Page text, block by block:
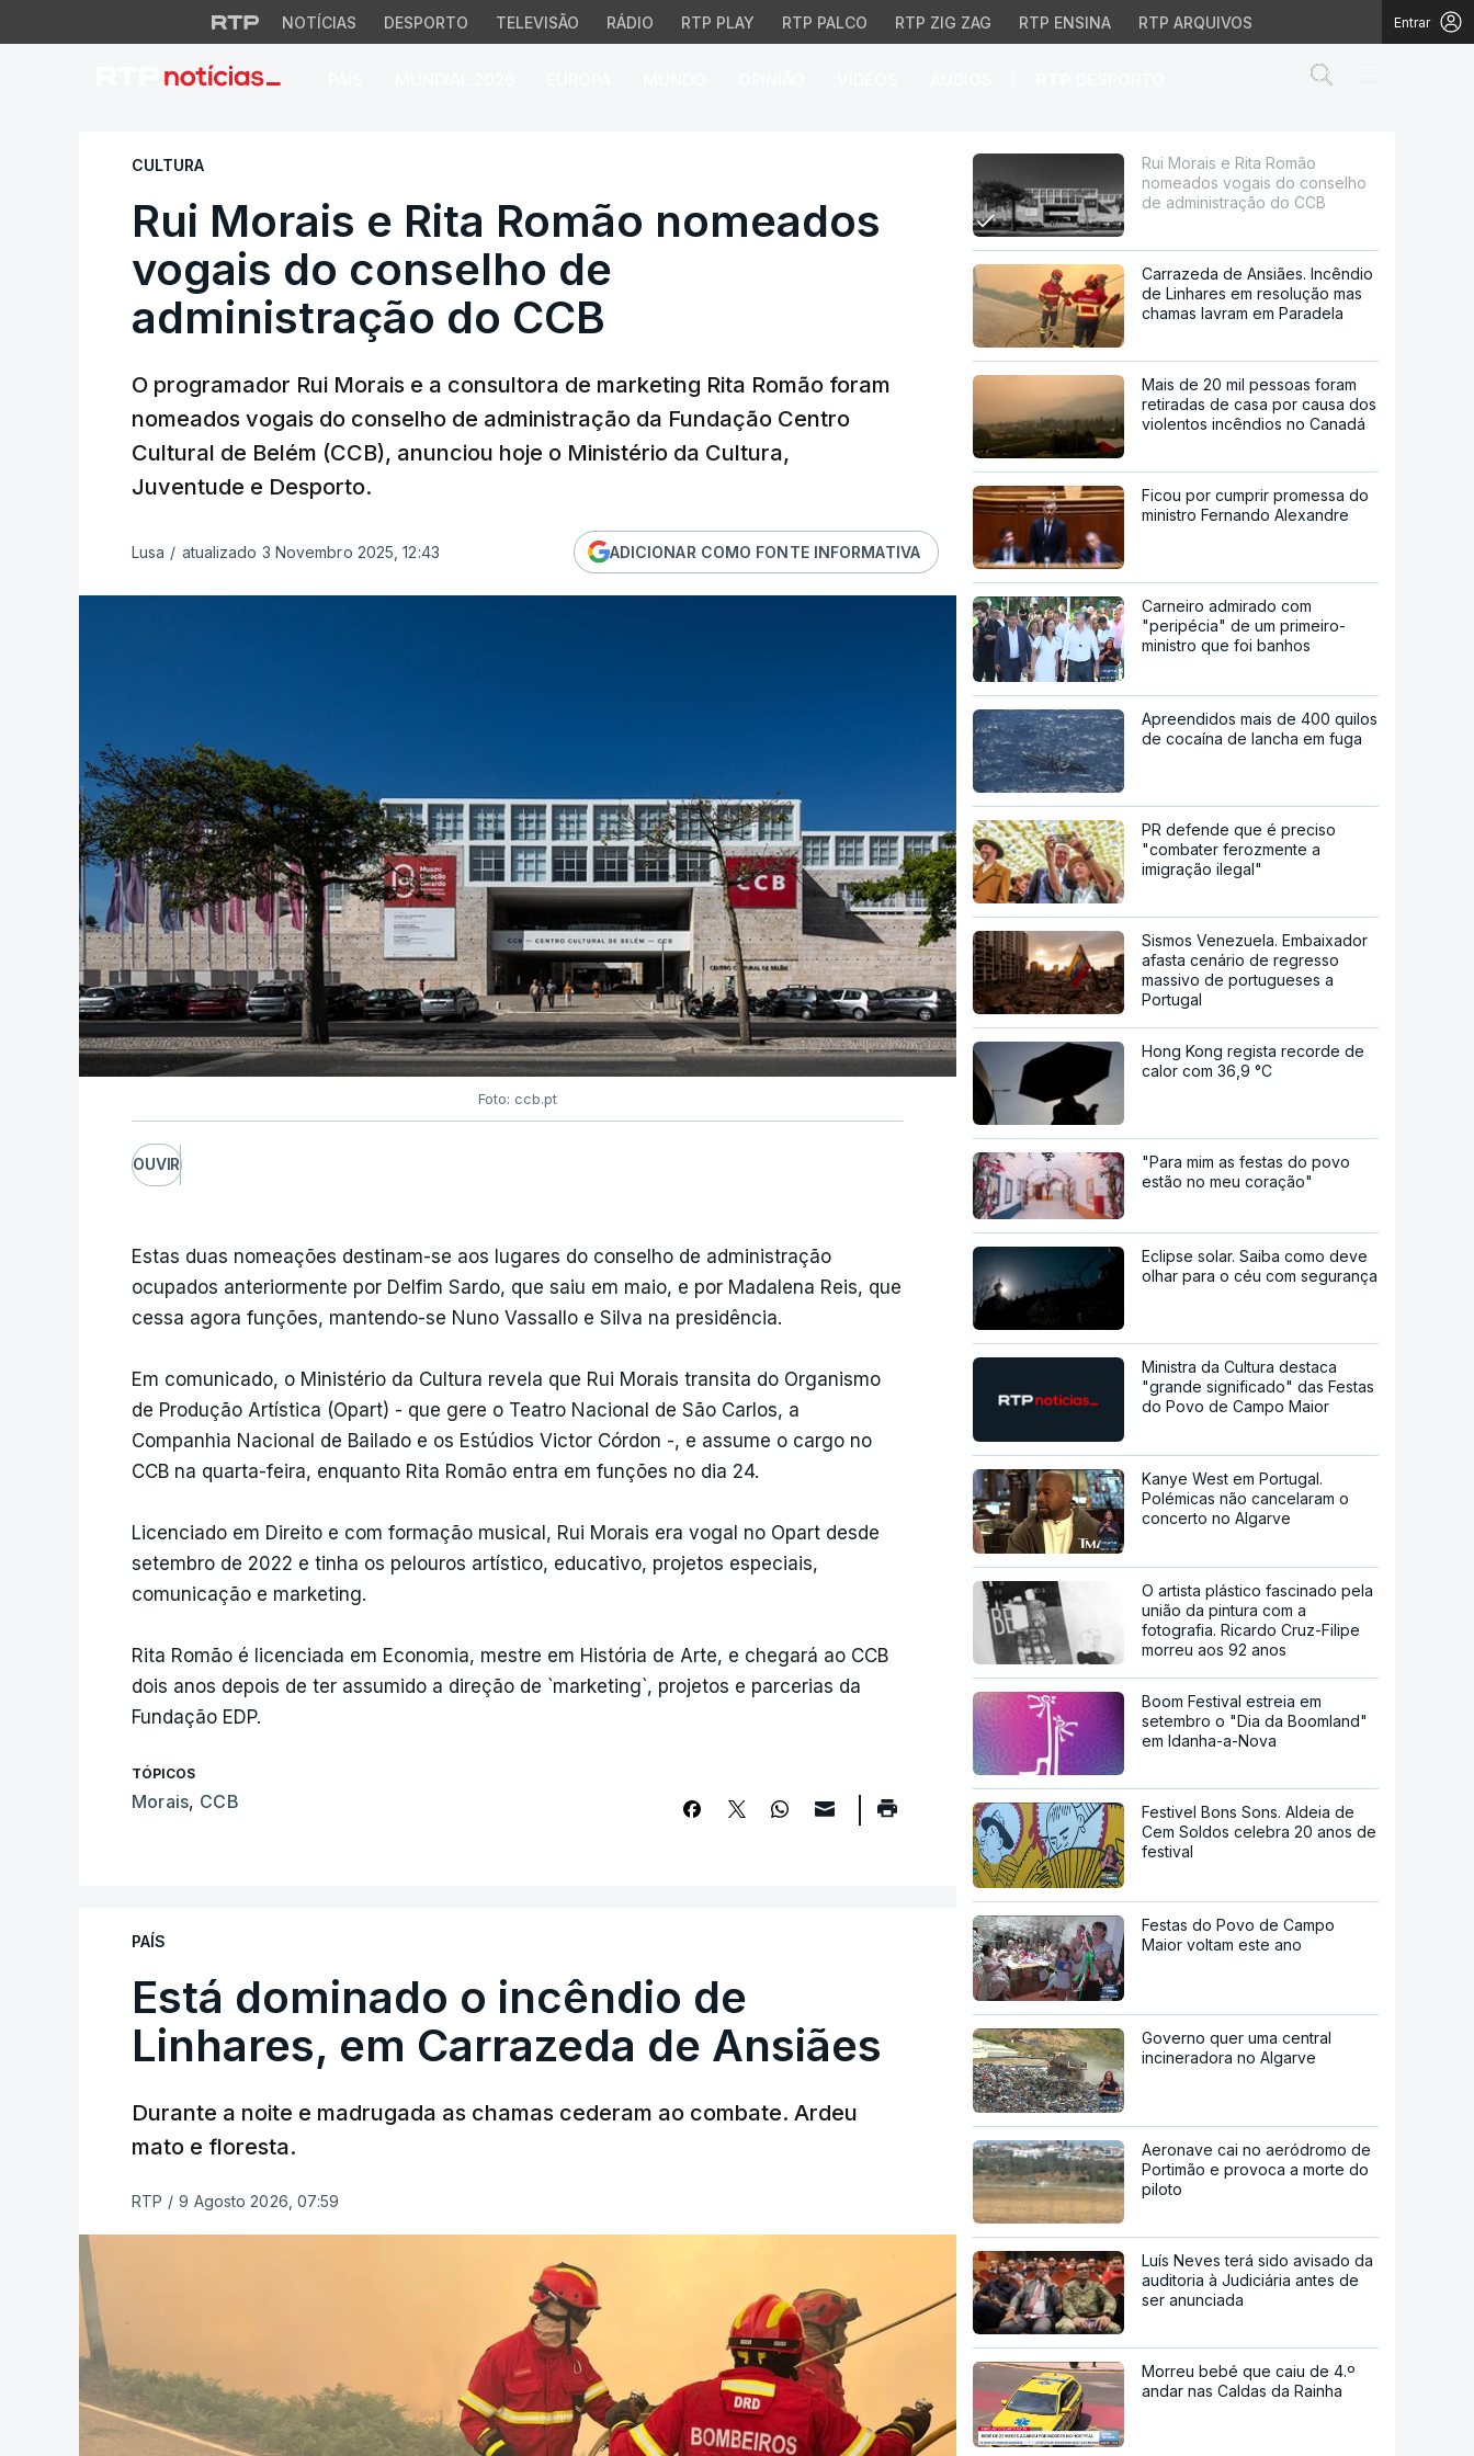
NOTÍCIAS DESPORTO TELEVISÃO RÁDIO RTP PLAY RTP PALCO RTP ZIG ZAG RTP ENSINA RTP ARQUIVOS Entrar
Rui Morais e Rita Romão nomeados vogais do conselho de
CULTURA
Rui Morais e Rita Romão nomeados
vogais do conselho de
administração do CCB
O programador Rui Morais e a consultora de marketing Rita Romão foram
nomeados vogais do conselho de administração da Fundação Centro
Cultural de Belém (CCB), anunciou hoje o Ministério da Cultura,
Juventude e Desporto.
Lusa / atualizado 3 Novembro 2025, 12:43 ADICIONAR COMO FONTE INFORMATIVA
Foto: ccb.pt
OUVIR
Estas duas nomeações destinam-se aos lugares do conselho de administração
ocupados anteriormente por Delfim Sardo, que saiu em maio, e por Madalena Reis, que
cessa agora funções, mantendo-se Nuno Vassallo e Silva na presidência.
Em comunicado, o Ministério da Cultura revela que Rui Morais transita do Organismo
de Produção Artística (Opart) - que gere o Teatro Nacional de São Carlos, a
Companhia Nacional de Bailado e os Estúdios Victor Córdon -, e assume o cargo no
CCB na quarta-feira, enquanto Rita Romão entra em funções no dia 24.
Licenciado em Direito e com formação musical, Rui Morais era vogal no Opart desde
setembro de 2022 e tinha os pelouros artístico, educativo, projetos especiais,
comunicação e marketing.
Rita Romão é licenciada em Economia, mestre em História de Arte, e chegará ao CCB
dois anos depois de ter assumido a direção de `marketing`, projetos e parcerias da
Fundação EDP.
TÓPICOS
Morais, CCB
PAÍS
Está dominado o incêndio de
Linhares, em Carrazeda de Ansiães
Durante a noite e madrugada as chamas cederam ao combate. Ardeu
mato e floresta.
RTP / 9 Agosto 2026, 07:59
Rui Morais e Rita Romão
nomeados vogais do conselho
de administração do CCB
Carrazeda de Ansiães. Incêndio
de Linhares em resolução mas
chamas lavram em Paradela
Mais de 20 mil pessoas foram
retiradas de casa por causa dos
violentos incêndios no Canadá
Ficou por cumprir promessa do
ministro Fernando Alexandre
Carneiro admirado com
"peripécia" de um primeiro-
ministro que foi banhos
Apreendidos mais de 400 quilos
de cocaína de lancha em fuga
PR defende que é preciso
"combater ferozmente a
imigração ilegal"
Sismos Venezuela. Embaixador
afasta cenário de regresso
massivo de portugueses a
Portugal
Hong Kong regista recorde de
calor com 36,9 °C
"Para mim as festas do povo
estão no meu coração"
Eclipse solar. Saiba como deve
olhar para o céu com segurança
Ministra da Cultura destaca
"grande significado" das Festas
do Povo de Campo Maior
Kanye West em Portugal.
Polémicas não cancelaram o
concerto no Algarve
O artista plástico fascinado pela
união da pintura com a
fotografia. Ricardo Cruz-Filipe
morreu aos 92 anos
Boom Festival estreia em
setembro o "Dia da Boomland"
em Idanha-a-Nova
Festivel Bons Sons. Aldeia de
Cem Soldos celebra 20 anos de
festival
Festas do Povo de Campo
Maior voltam este ano
Governo quer uma central
incineradora no Algarve
Aeronave cai no aeródromo de
Portimão e provoca a morte do
piloto
Luís Neves terá sido avisado da
auditoria à Judiciária antes de
ser anunciada
Morreu bebé que caiu de 4.º
andar nas Caldas da Rainha